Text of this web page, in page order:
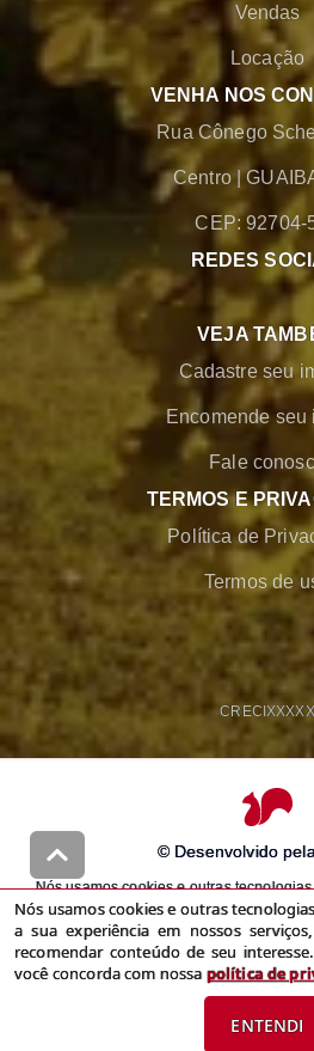
Vendas
Locação
VENHA NOS
Rua Cônego
Centro |
CEP: 92704-
REDES
VEJA
Cadastre seu
Encomende seu
Fale
TERMOS E
Política de
Termos de
CRECIXXXXX
© Desenvolvido
Nós usamos cookies e outras
a sua experiência em nossos
recomendar conteúdo de seu interesse.
você concorda com nossapolítica de
Nós usamos cookies e outras
a sua experiência em nossos
recomendar conteúdo de seu
você concorda com nossa política de
ENTENDI